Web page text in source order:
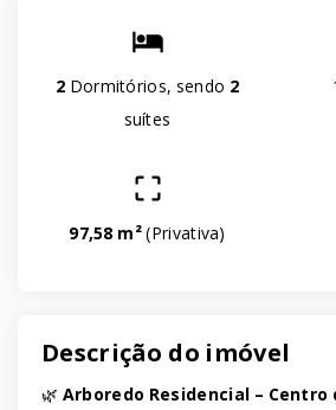
2 Dormitórios, sendo 2
suítes
97,58 m²(Privativa)
Descrição do imóvel
🌿 Arboredo Residencial – Centro